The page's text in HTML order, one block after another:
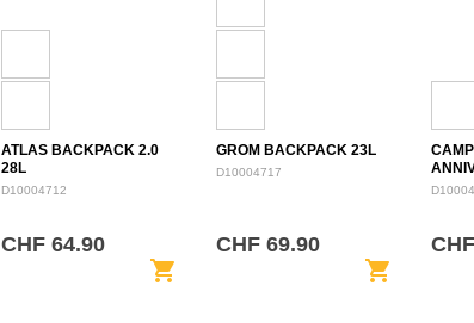
ATLAS BACKPACK 2.0
28L
D10004712
CHF 64.90
shopping_cart
GROM BACKPACK 23L
D10004717
CHF 69.90
shopping_cart